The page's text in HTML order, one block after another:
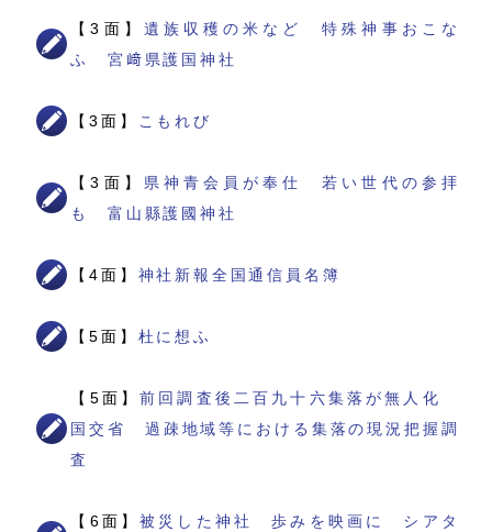
【3面】 遺族収穫の米など 特殊神事おこな
ふ 宮﨑県護国神社
【3面】 こもれび
【3面】 県神青会員が奉仕 若い世代の参拝
も 富山縣護國神社
【4面】 神社新報全国通信員名簿
【5面】 杜に想ふ
【5面】前回調査後二百九十六集落が無人化
国交省 過疎地域等における集落の現況把握調
査
【6面】被災した神社 歩みを映画に シアタ